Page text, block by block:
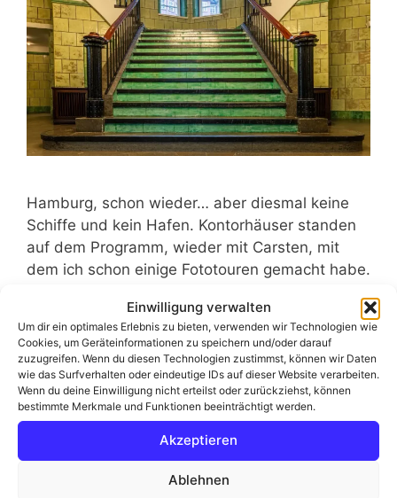
Einwilligung verwalten
Um dir ein optimales Erlebnis zu bieten, verwenden wir Technologien wie
Cookies, um Geräteinformationen zu speichern und/oder darauf
zuzugreifen. Wenn du diesen Technologien zustimmst, können wir Daten
wie das Surfverhalten oder eindeutige IDs auf dieser Website verarbeiten.
Wenn du deine Einwilligung nicht erteilst oder zurückziehst, können
bestimmte Merkmale und Funktionen beeinträchtigt werden.
Akzeptieren
Ablehnen
Hamburg, schon wieder… aber diesmal keine
Schiffe und kein Hafen. Kontorhäuser standen
auf dem Programm, wieder mit Carsten, mit
dem ich schon einige Fototouren gemacht habe.
Monaten gefreut, da wir den eigentlichen
Termin Anfang des Jahres leider verschieben
mussten. Am Samstag um 5:00 Uhr klingelte
der Wecker, …Weiterlesen
Fotogedanken aus dem Moor
Schlagwörter
Architektur,Blog,Canon EOS R5,Chilehaus,
Hamburg,Kontorhaus